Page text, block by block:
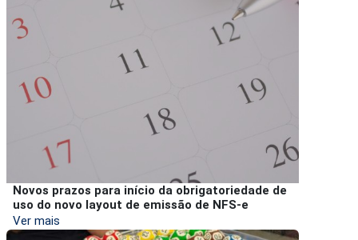
Novos prazos para início da obrigatoriedade de
uso do novo layout de emissão de NFS-e
Ver mais